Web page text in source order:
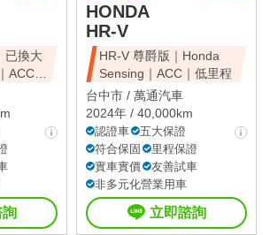
已換大
ACC｜
詢
HONDA
HR-V
HR-V 尊爵版｜Honda
Sensing｜ACC｜低里程
台中市 / 萬通汽車
2024年 / 40,000km
認證車
五大保證
符合保固
里程保證
實車實價
友善試車
非多元化營業用車
立即諮詢